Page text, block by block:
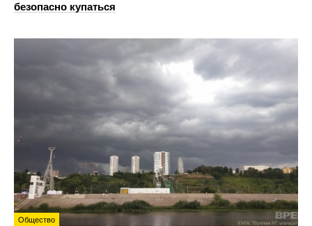
безопасно купаться
Общество